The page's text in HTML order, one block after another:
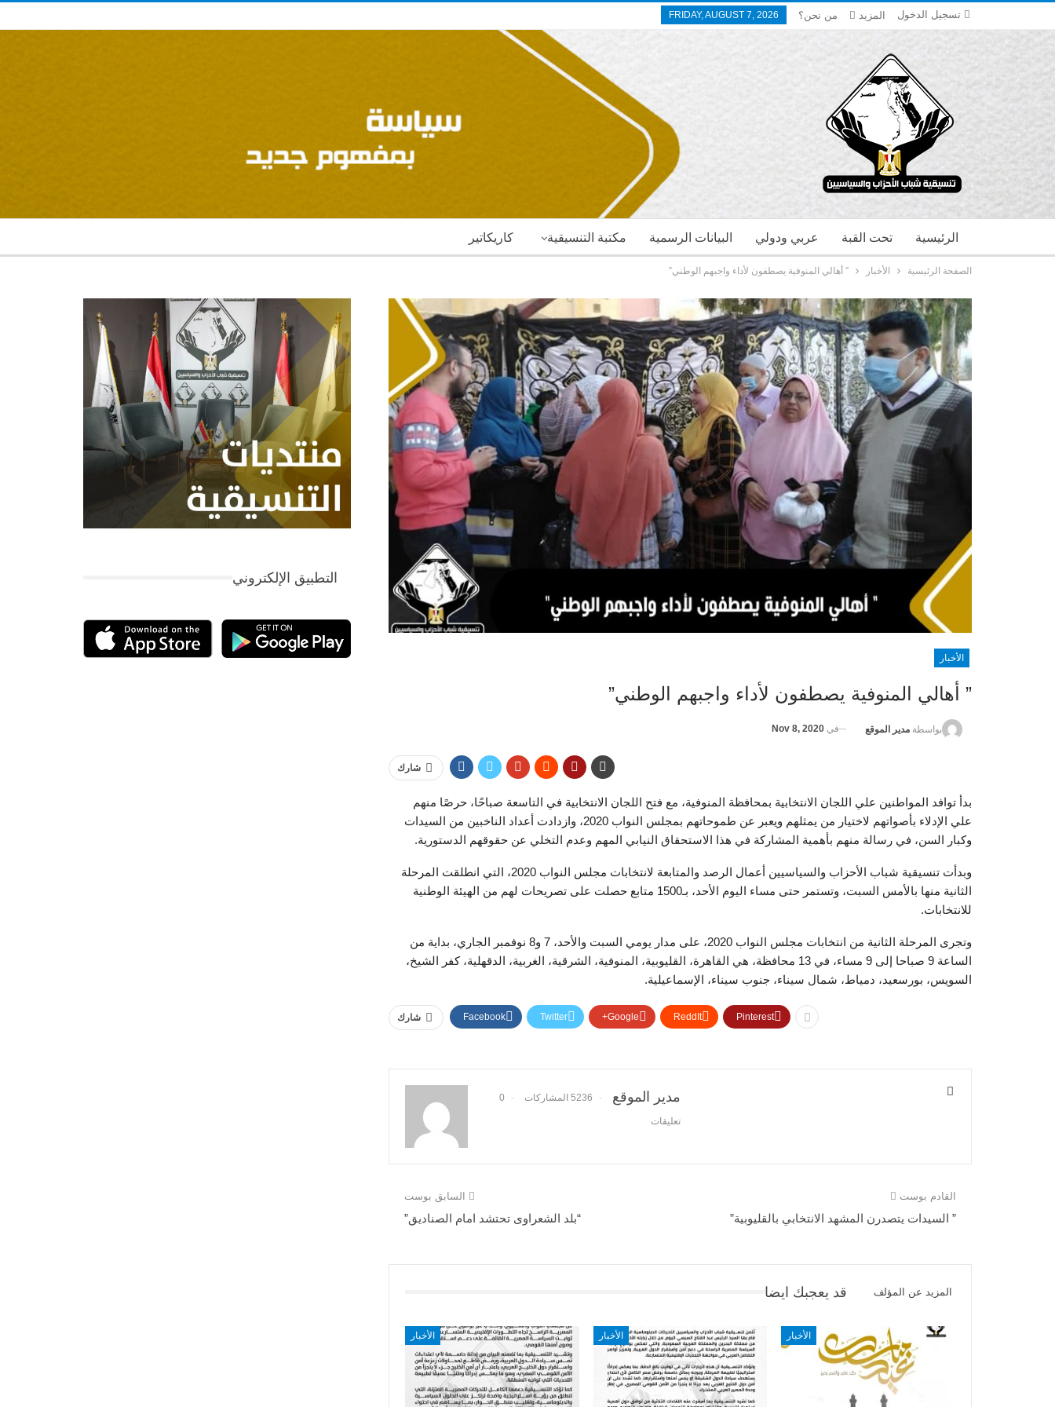
تسجيل الدخول FRIDAY, AUGUST 7, 2026 من نحن؟ المزيد
كاريكاتير مكتبة التنسيقية البيانات الرسمية عربي ودولي تحت القبة الرئيسية
الصفحة الرئيسية الأخبار ” أهالي المنوفية يصطفون لأداء واجبهم الوطني”
الأخبار
” أهالي المنوفية يصطفون لأداء واجبهم الوطني”
بواسطة مدير الموقع في Nov 8, 2020
شارك
بدأ توافد المواطنين علي اللجان الانتخابية بمحافظة المنوفية، مع فتح اللجان الانتخابية في التاسعة صباحًا، حرصًا منهم
علي الإدلاء بأصواتهم لاختيار من يمثلهم ويعبر عن طموحاتهم بمجلس النواب 2020، وازدادت أعداد الناخبين من السيدات
وكبار السن، في رسالة منهم بأهمية المشاركة في هذا الاستحقاق النيابي المهم وعدم التخلي عن حقوقهم الدستورية.
وبدأت تنسيقية شباب الأحزاب والسياسيين أعمال الرصد والمتابعة لانتخابات مجلس النواب 2020، التي انطلقت المرحلة
الثانية منها بالأمس السبت، وتستمر حتى مساء اليوم الأحد، بـ1500 متابع حصلت على تصريحات لهم من الهيئة الوطنية
للانتخابات.
وتجرى المرحلة الثانية من انتخابات مجلس النواب 2020، على مدار يومي السبت والأحد، 7 و8 نوفمبر الجاري، بداية من
الساعة 9 صباحا إلى 9 مساء، في 13 محافظة، هي القاهرة، القليوبية، المنوفية، الشرقية، الغربية، الدقهلية، كفر الشيخ،
السويس، بورسعيد، دمياط، شمال سيناء، جنوب سيناء، الإسماعيلية.
شارك Facebook Twitter Google+ ReddIt Pinterest
مدير الموقع 5236 المشاركات 0
تعليقات
السابق بوست
“بلد الشعراوى تحتشد امام الصناديق”
القادم بوست
” السيدات يتصدرن المشهد الانتخابي بالقليوبية”
قد يعجبك ايضا المزيد عن المؤلف
الأخبار الأخبار الأخبار
التطبيق الإلكتروني